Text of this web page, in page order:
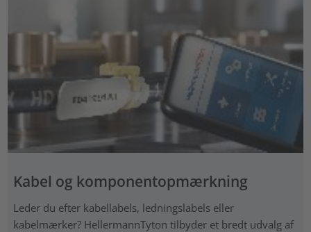
Kabel og komponentopmærkning
Leder du efter kabellabels, ledningslabels eller
kabelmærker? HellermannTyton tilbyder et bredt udvalg af